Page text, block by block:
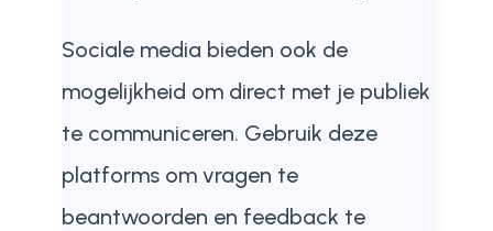
Sociale media bieden ook de
mogelijkheid om direct met je publiek
te communiceren. Gebruik deze
platforms om vragen te
beantwoorden en feedback te